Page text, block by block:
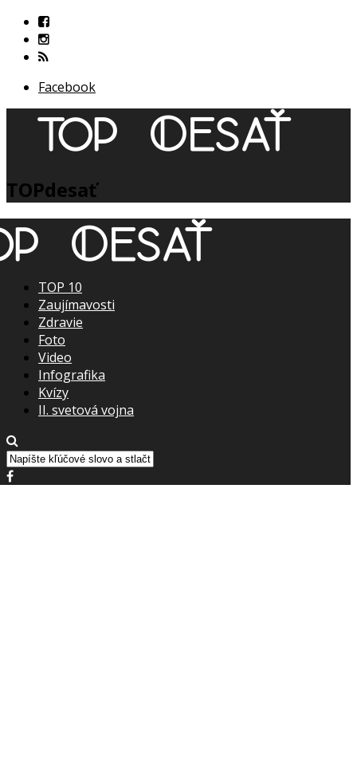
Facebook
TOPdesať
TOP 10
Zaujímavosti
Zdravie
Foto
Video
Infografika
Kvízy
II. svetová vojna